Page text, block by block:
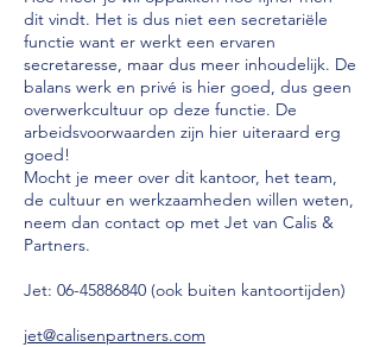
dit vindt. Het is dus niet een secretariële
functie want er werkt een ervaren
secretaresse, maar dus meer inhoudelijk. De
balans werk en privé is hier goed, dus geen
overwerkcultuur op deze functie. De
arbeidsvoorwaarden zijn hier uiteraard erg
goed!
Mocht je meer over dit kantoor, het team,
de cultuur en werkzaamheden willen weten,
neem dan contact op met Jet van Calis &
Partners.
Jet: 06-45886840 (ook buiten kantoortijden)
jet@calisenpartners.com